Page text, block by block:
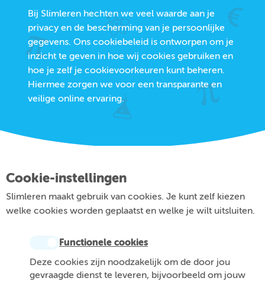
Bij Slimleren hechten we veel waarde aan je
privacy en de bescherming van je persoonlijke
gegevens. Ons cookiebeleid is ontworpen om je
inzicht te geven in hoe wij cookies gebruiken en
hoe je zelf je cookievoorkeuren kunt beheren.
Hiermee zorgen we voor een transparante en
veilige online ervaring.
Cookie-instellingen
Slimleren maakt gebruik van cookies. Je kunt zelf kiezen
welke cookies worden geplaatst en welke je wilt uitsluiten.
Functionele cookies
Deze cookies zijn noodzakelijk om de door jou
gevraagde dienst te leveren, bijvoorbeeld om jouw